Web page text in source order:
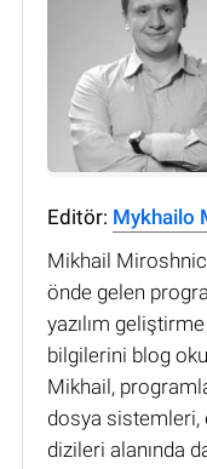
Editör: Mykhailo
Mikhail
önde gelen
yazılım
bilgilerini blog
Mikhail,
dosya sistemleri,
dizileri alanında